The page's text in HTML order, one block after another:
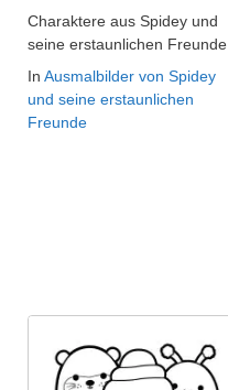
Charaktere aus Spidey und
seine erstaunlichen Freunde
In Ausmalbilder von Spidey
und seine erstaunlichen
Freunde